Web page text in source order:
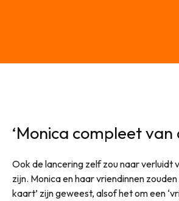
‘Monica compleet van
Ook de lancering zelf zou naar verluidt
zijn. Monica en haar vriendinnen
kaart’ zijn geweest, alsof het om een